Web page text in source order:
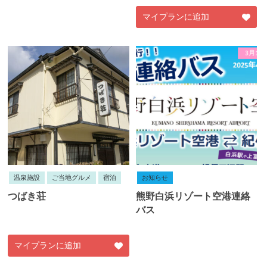
マイプランに追加
温泉施設 ご当地グルメ 宿泊
つばき荘
マイプランに追加
お知らせ
熊野白浜リゾート空港連絡
バス